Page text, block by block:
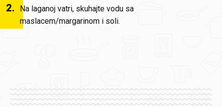
2.
Na laganoj vatri, skuhajte vodu sa
maslacem/margarinom i soli.